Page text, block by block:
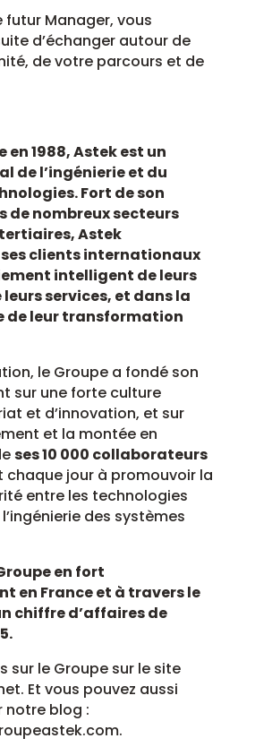
futur Manager, vous
d’échanger autour de
de votre parcours et de
en 1988, Astek est un
de l’ingénierie et du
Fort de son
de nombreux secteurs
Astek
clients internationaux
intelligent de leurs
services, et dans la
de leur transformation
le Groupe a fondé son
sur une forte culture
et d’innovation, et sur
et la montée en
ses 10 000 collaborateurs
chaque jour à promouvoir la
entre les technologies
des systèmes
en fort
en France et à travers le
chiffre d’affaires de
sur le Groupe sur le site
Et vous pouvez aussi
notre blog :